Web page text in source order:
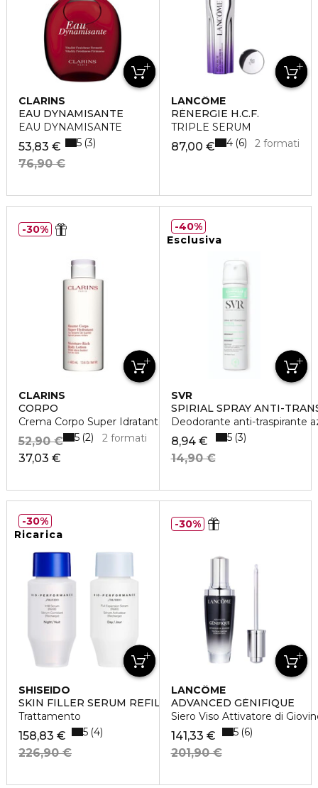
CLARINS
EAU DYNAMISANTE
EAU DYNAMISANTE
53,83 €
76,90 €
5 3
LANCÔME
RÉNERGIE H.C.F.
TRIPLE SERUM
87,00 € 2 formati
4 6
CLARINS
CORPO
Crema Corpo Super Idratante
37,03 €
52,90 € 2 formati
5 2
30%
Esclusiva
SVR
SPIRIAL SPRAY ANTI-
Deodorante anti-traspirante
8,94 €
14,90 €
5 3
40%
Ricarica
SHISEIDO
SKIN FILLER SERUM REFILL
Trattamento
158,83 €
226,90 €
5 4
30%
LANCÔME
ADVANCED GÉNIFIQUE
Siero Viso Attivatore di
141,33 €
201,90 €
5 6
30%